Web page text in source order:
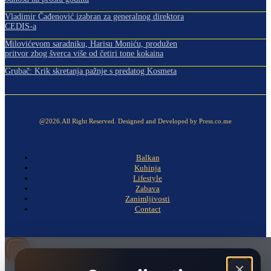
Vladimir Čađenović izabran za generalnog direktora
CEDIS-a
Milovićevom saradniku, Harisu Moniću, produžen
pritvor zbog šverca više od četiri tone kokaina
Grubač: Krik skretanja pažnje s predatog Kosmeta
@2026.All Right Reserved. Designed and Developed by Press.co.me
Balkan
Kuhinja
Lifestyle
Zabava
Zanimljivosti
Contact